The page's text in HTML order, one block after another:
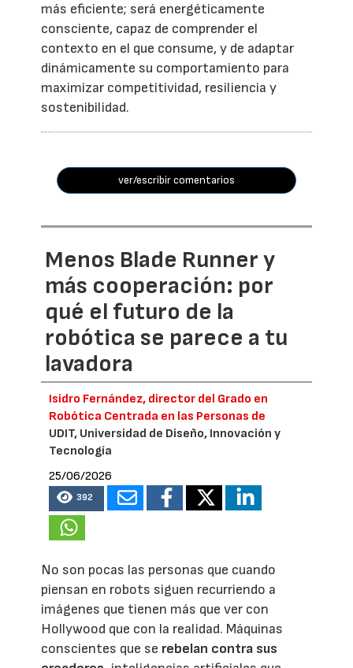
más eficiente; será energéticamente
consciente, capaz de comprender el
contexto en el que consume, y de adaptar
dinámicamente su comportamiento para
maximizar competitividad, resiliencia y
sostenibilidad.
ver/escribir comentarios
Menos Blade Runner y
más cooperación: por
qué el futuro de la
robótica se parece a tu
lavadora
Isidro Fernández, director del Grado en
Robótica Centrada en las Personas de
UDIT, Universidad de Diseño, Innovación y
Tecnología
25/06/2026
392
No son pocas las personas que cuando
piensan en robots siguen recurriendo a
imágenes que tienen más que ver con
Hollywood que con la realidad. Máquinas
conscientes que se rebelan contra sus